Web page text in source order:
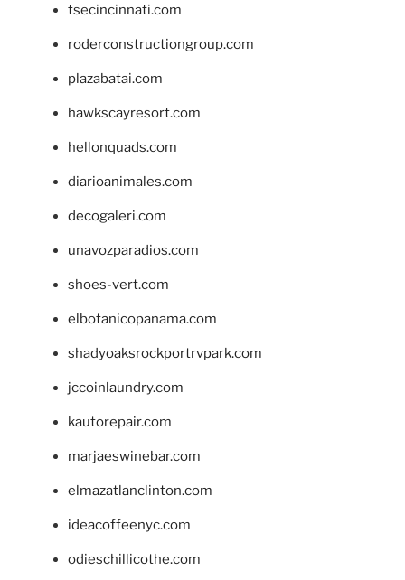
tsecincinnati.com
roderconstructiongroup.com
plazabatai.com
hawkscayresort.com
hellonquads.com
diarioanimales.com
decogaleri.com
unavozparadios.com
shoes-vert.com
elbotanicopanama.com
shadyoaksrockportrvpark.com
jccoinlaundry.com
kautorepair.com
marjaeswinebar.com
elmazatlanclinton.com
ideacoffeenyc.com
odieschillicothe.com